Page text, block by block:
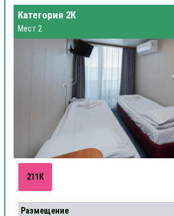
Категория 2К
Мест 2
211К
Размещение